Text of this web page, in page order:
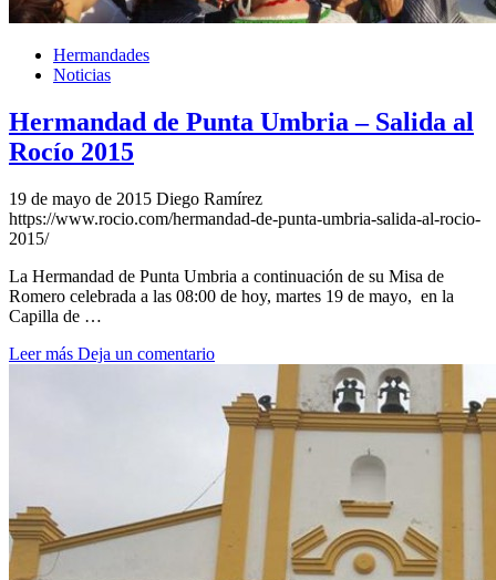
Hermandades
Noticias
Hermandad de Punta Umbria – Salida al
Rocío 2015
19 de mayo de 2015 Diego Ramírez
https://www.rocio.com/hermandad-de-punta-umbria-salida-al-rocio-
2015/
La Hermandad de Punta Umbria a continuación de su Misa de
Romero celebrada a las 08:00 de hoy, martes 19 de mayo, en la
Capilla de …
Leer más Deja un comentario